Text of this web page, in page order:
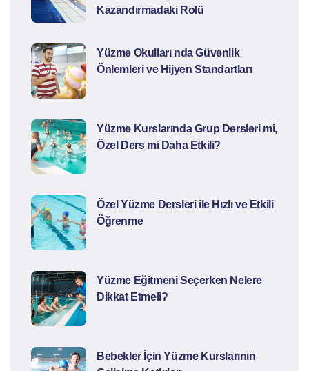
Kazandırmadaki Rolü
Yüzme Okulları nda Güvenlik
Önlemleri ve Hijyen Standartları
Yüzme Kurslarında Grup Dersleri mi,
Özel Ders mi Daha Etkili?
Özel Yüzme Dersleri ile Hızlı ve Etkili
Öğrenme
Yüzme Eğitmeni Seçerken Nelere
Dikkat Etmeli?
Bebekler İçin Yüzme Kurslarının